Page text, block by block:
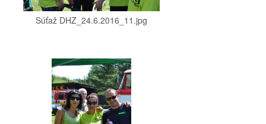
Súťaž DHZ_24.6.2016_11.jpg